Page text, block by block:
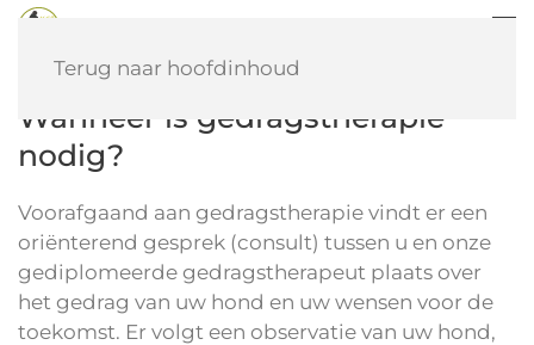
Terug naar hoofdinhoud
Wanneer is gedragstherapie
nodig?
Voorafgaand aan gedragstherapie vindt er een
oriënterend gesprek (consult) tussen u en onze
gediplomeerde gedragstherapeut plaats over
het gedrag van uw hond en uw wensen voor de
toekomst. Er volgt een observatie van uw hond,